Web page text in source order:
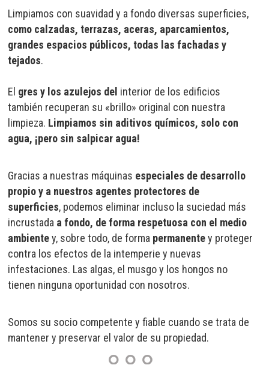
Limpiamos con suavidad y a fondo diversas superficies,
como calzadas, terrazas, aceras, aparcamientos,
grandes espacios públicos, todas las fachadas y
tejados.
El gres y los azulejos del interior de los edificios
también recuperan su «brillo» original con nuestra
limpieza. Limpiamos sin aditivos químicos, solo con
agua, ¡pero sin salpicar agua!
Gracias a nuestras máquinas especiales de desarrollo
propio y a nuestros agentes protectores de
superficies, podemos eliminar incluso la suciedad más
incrustada a fondo, de forma respetuosa con el medio
ambientey, sobre todo, de forma permanentey proteger
contra los efectos de la intemperie y nuevas
infestaciones. Las algas, el musgo y los hongos no
tienen ninguna oportunidad con nosotros.
Somos su socio competente y fiable cuando se trata de
mantener y preservar el valor de su propiedad.